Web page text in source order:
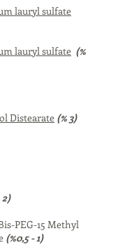
lauryl sulfate
lauryl sulfate (%
Distearate (% 3)
2)
PEG-15 Methyl
(%0,5 - 1)